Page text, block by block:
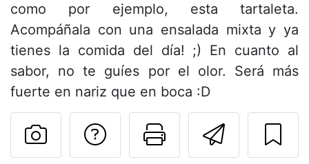
como por ejemplo, esta tartaleta.
Acompáñala con una ensalada mixta y ya
tienes la comida del día! ;) En cuanto al
sabor, no te guíes por el olor. Será más
fuerte en nariz que en boca :D
Imprimir
Preguntar al autor